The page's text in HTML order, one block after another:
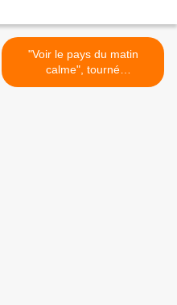
"Voir le pays du matin
calme", tourné
clandestinement en Corée